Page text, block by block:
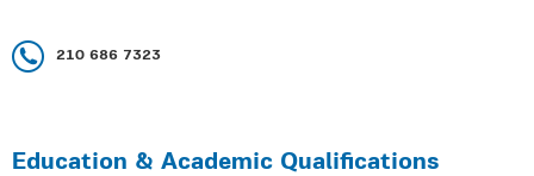
210 686 7323
Education & Academic Qualifications